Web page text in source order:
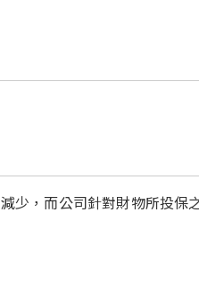
少，而公司針對財物所投保